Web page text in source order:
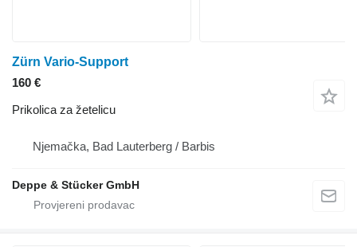
Zürn Vario-Support
160 €
Prikolica za žetelicu
Njemačka, Bad Lauterberg / Barbis
Deppe & Stücker GmbH